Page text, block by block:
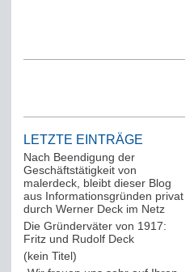
LETZTE EINTRÄGE
Nach Beendigung der
Geschäftstätigkeit von
malerdeck, bleibt dieser Blog
aus Informationsgründen privat
durch Werner Deck im Netz
Die Gründerväter von 1917:
Fritz und Rudolf Deck
(kein Titel)